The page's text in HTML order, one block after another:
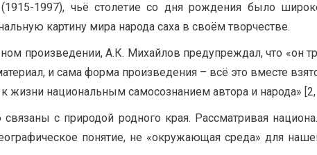
(1915-1997), чьё столетие со дня рождения было
картину мира народа саха в своём творчестве.
произведении, А.К. Михайлов предупреждал, что «он
и сама форма произведения – всё это вместе
национальным самосознанием автора и народа» [2,
с природой родного края. Рассматривая
понятие, не «окружающая среда» для